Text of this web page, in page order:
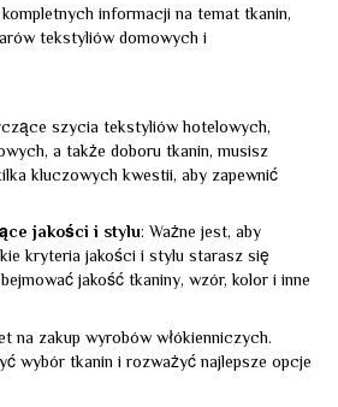
informacji na temat tkanin,
tekstyliów domowych i
szycia tekstyliów hotelowych,
a także doboru tkanin, musisz
kluczowych kwestii, aby zapewnić
jakości i stylu: Ważne jest, aby
kryteria jakości i stylu starasz się
jakość tkaniny, wzór, kolor i inne
na zakup wyrobów włókienniczych.
wybór tkanin i rozważyć najlepsze opcje